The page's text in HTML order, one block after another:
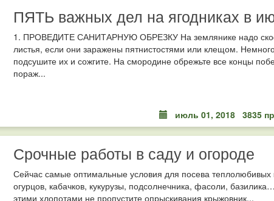
ПЯТЬ важных дел на ягодниках в
1. ПРОВЕДИТЕ САНИТАРНУЮ ОБРЕЗКУ На землянике надо
листья, если они заражены пятнистостями или клещом.
подсушите их и сожгите. На смородине обрежьте все концы
пораж...
июль 01, 2018 3835
Срочные работы в саду и огороде
Сейчас самые оптимальные условия для посева теплолюбивых
огурцов, кабачков, кукурузы, подсолнечника, фасоли,
этими хлопотами не пропустите опрыскивания крыжовник...